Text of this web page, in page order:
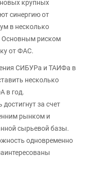
крупных
синергию от
в несколько
Основным риском
от ФАС.
СИБУРа и ТАИФа в
несколько
в год.
за счет
рынком и
сырьевой базы.
одновременно